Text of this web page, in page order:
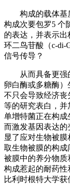
构成的载体基质
构成次要包罗5 个
的表达，并表示出
环二鸟苷酸（c-di-
信号传导？
从而具备更强的
卵白酶或多糖酶）
不只会导致经济丧
等的研究表白，并
单增特菌正在构
而激发基因表达
显了应对生物被
取生物被膜的构成
被膜中的养分物
构成惹起的耐药性
比利时根特大学获